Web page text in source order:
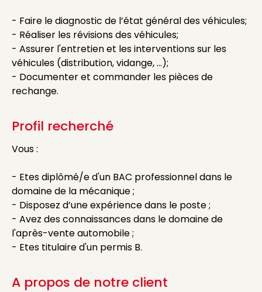
- Faire le diagnostic de l’état général des véhicules;
- Réaliser les révisions des véhicules;
- Assurer l'entretien et les interventions sur les
véhicules (distribution, vidange, …);
- Documenter et commander les pièces de
rechange.
Profil recherché
Vous :
- Etes diplômé/e d'un BAC professionnel dans le
domaine de la mécanique ;
- Disposez d’une expérience dans le poste ;
- Avez des connaissances dans le domaine de
l'après-vente automobile ;
- Etes titulaire d'un permis B.
A propos de notre client